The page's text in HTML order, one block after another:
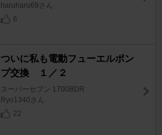
haruharu69さん
6
ついに私も電動フューエルポン
プ交換 １／２
スーパーセブン 1700BDR
Ryo1340さん
22